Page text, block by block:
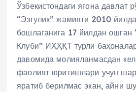
Ўзбекистондаги ягона давлат
“Эзгулик” жамияти 2010
бошлаганига 17 йилдан ошган
Клуби” ИҲҲҚТ турли
давомида молияланмасдан
фаолият юритишлари учун
яратиб берилмас экан, айни